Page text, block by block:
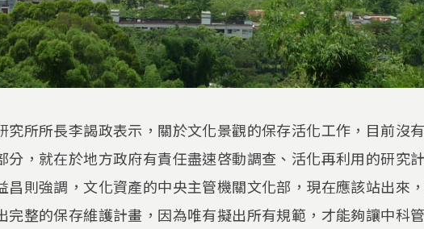
究所所長李謁政表示，關於文化景觀的保存活化工作，目前沒
分，就在於地方政府有責任盡速啓動調查、活化再利用的研究
昌則強調，文化資產的中央主管機關文化部，現在應該站出來
完整的保存維護計畫，因為唯有擬出所有規範，才能夠讓中科